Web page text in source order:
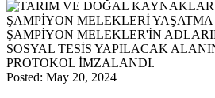
Posted: May 20, 2024